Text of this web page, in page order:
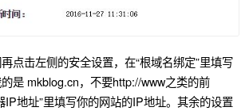
点击左侧的安全设置，在“根域名绑定”里填写
是 mkblog.cn，不要http://www之类的前
IP地址”里填写你的网站的IP地址。其余的设置